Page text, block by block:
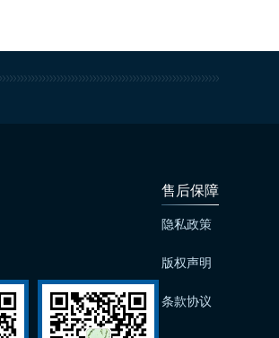
售后保障
隐私政策
版权声明
条款协议